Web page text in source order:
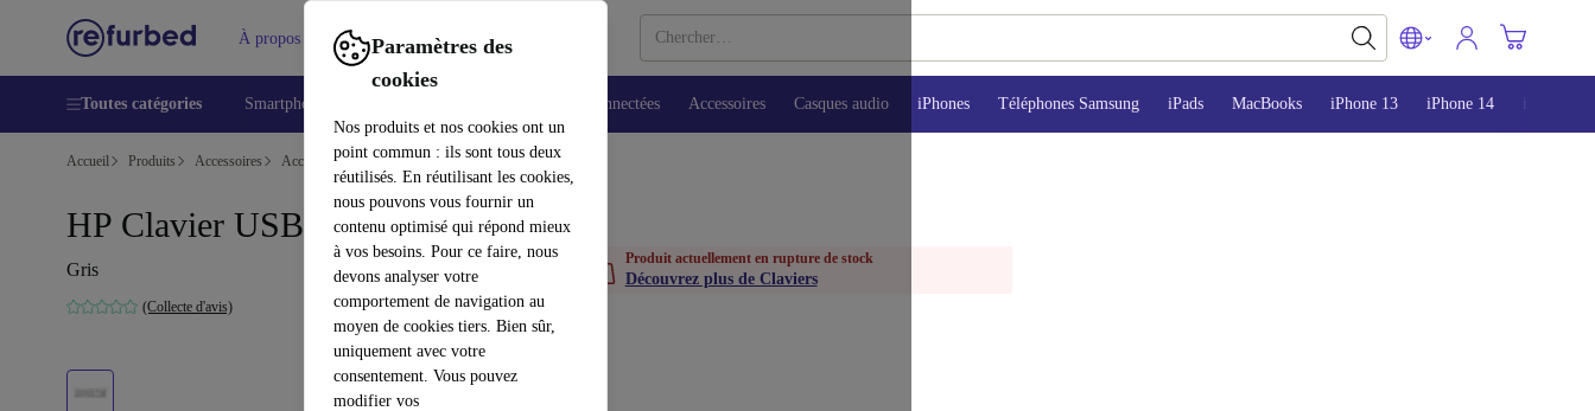
Paramètres des
cookies
Nos produits et nos cookies ont un
point commun : ils sont tous deux
réutilisés. En réutilisant les cookies,
nous pouvons vous fournir un
contenu optimisé qui répond mieux
à vos besoins. Pour ce faire, nous
devons analyser votre
comportement de navigation au
moyen de cookies tiers. Bien sûr,
uniquement avec votre
consentement. Vous pouvez
modifier vos
À propos Aide
Toutes catégories Smartphones Montres connectées Accessoires Casques audio iPhones Téléphones Samsung iPads MacBooks iPhone 13 iPhone 14 iPhone 15
Accueil Produits Accessoires Accessoires Ordinateur Claviers
HP Clavier USB
Gris
(Collecte d'avis)
Produit actuellement en rupture de stock
Découvrez plus de Claviers